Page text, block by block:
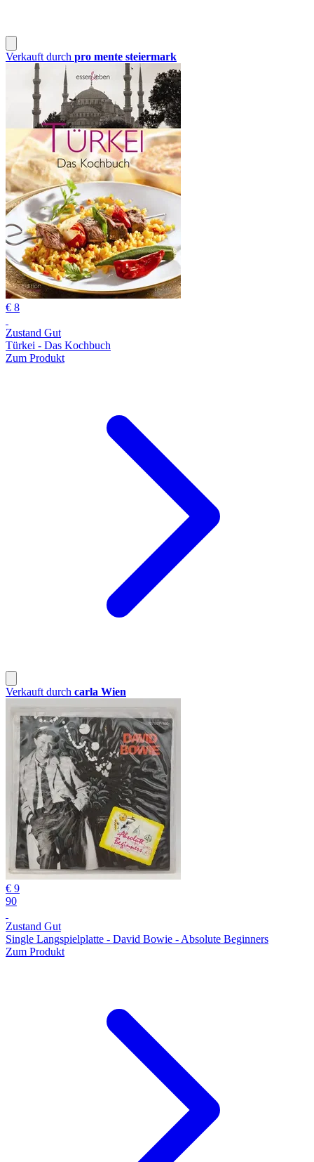
Verkauft durch pro mente steiermark
€ 8
Zustand Gut
Türkei - Das Kochbuch
Zum Produkt
Verkauft durch carla Wien
€ 9
90
Zustand Gut
Single Langspielplatte - David Bowie - Absolute Beginners
Zum Produkt